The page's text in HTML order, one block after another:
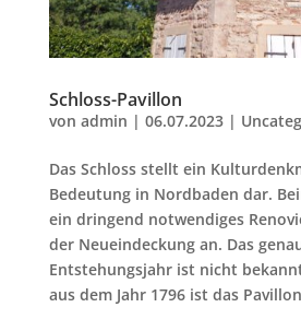
Schloss-Pavillon
von admin | 06.07.2023|
Das Schloss stellt ein
Bedeutung in Nordbaden dar.
ein dringend notwendiges
der Neueindeckung an. Das
Entstehungsjahr ist nicht
aus dem Jahr 1796 ist das